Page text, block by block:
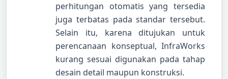
perhitungan otomatis yang tersedia
juga terbatas pada standar tersebut.
Selain itu, karena ditujukan untuk
perencanaan konseptual, InfraWorks
kurang sesuai digunakan pada tahap
desain detail maupun konstruksi.